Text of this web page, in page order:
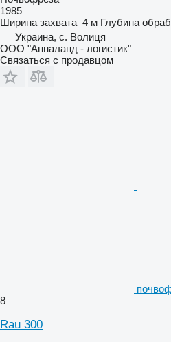
1985
Ширина захвата 4 м Глубина
Украина, с. Волиця
ООО "Анналанд - логистик"
Связаться с продавцом
8
Rau 300